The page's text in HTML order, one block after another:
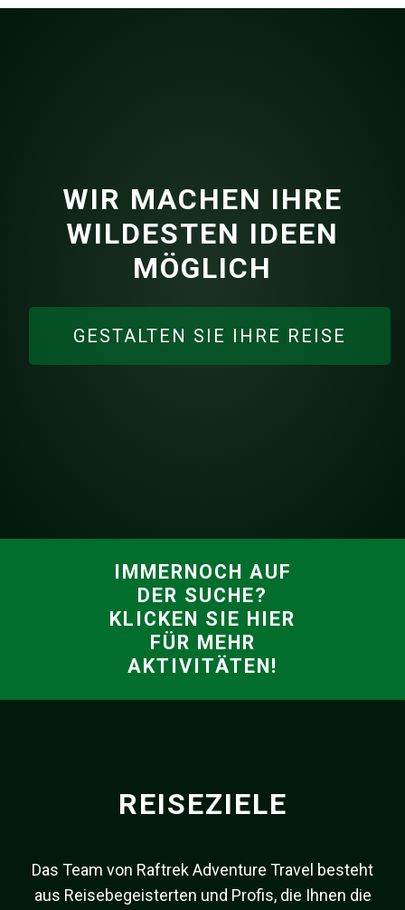
WIR MACHEN IHRE
WILDESTEN IDEEN
MÖGLICH
GESTALTEN SIE IHRE REISE
IMMERNOCH AUF
DER SUCHE?
KLICKEN SIE HIER
FÜR MEHR
AKTIVITÄTEN!
REISEZIELE
Das Team von Raftrek Adventure Travel besteht
aus Reisebegeisterten und Profis, die Ihnen die